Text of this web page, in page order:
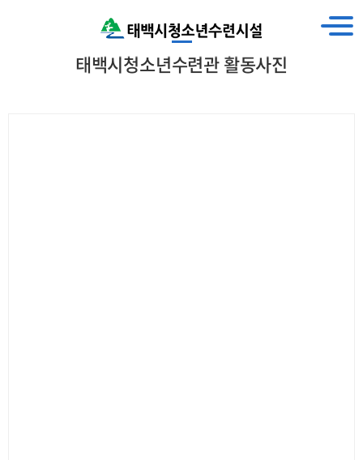
태백시청소년수련관 활동사진